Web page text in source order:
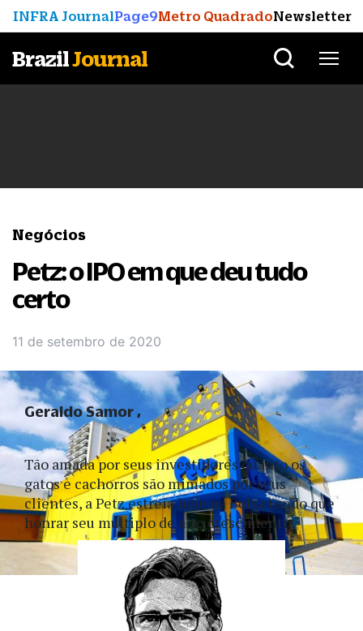
INFRA JournalPage9Metro QuadradoNewsletter
BrazilJournal
Negócios
Petz: o IPO em que deu tudo
certo
11 de setembro de 2020
Tão amada por seus investidores quanto os
gatos e cachorros são mimados por seus
clientes, a Petz estreia hoje na Bolsa tendo que
honrar seu múltiplo de alto crescimento.
Geraldo Samor